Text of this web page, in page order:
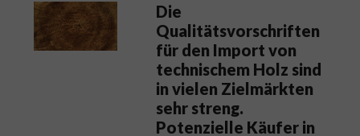
Die
Qualitätsvorschriften
für den Import von
technischem Holz sind
in vielen Zielmärkten
sehr streng.
Potenzielle Käufer in